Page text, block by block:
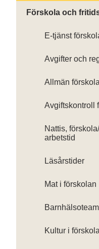
Förskola och
E-tjänst
Avgifter och
Allmän förskola
Avgiftskontroll
Nattis,
arbetstid
Läsårstider
Mat i förskolan
Barnhälsoteam
Kultur i